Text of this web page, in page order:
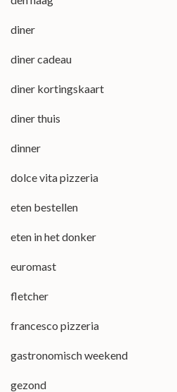
diner
diner cadeau
diner kortingskaart
diner thuis
dinner
dolce vita pizzeria
eten bestellen
eten in het donker
euromast
fletcher
francesco pizzeria
gastronomisch weekend
gezond